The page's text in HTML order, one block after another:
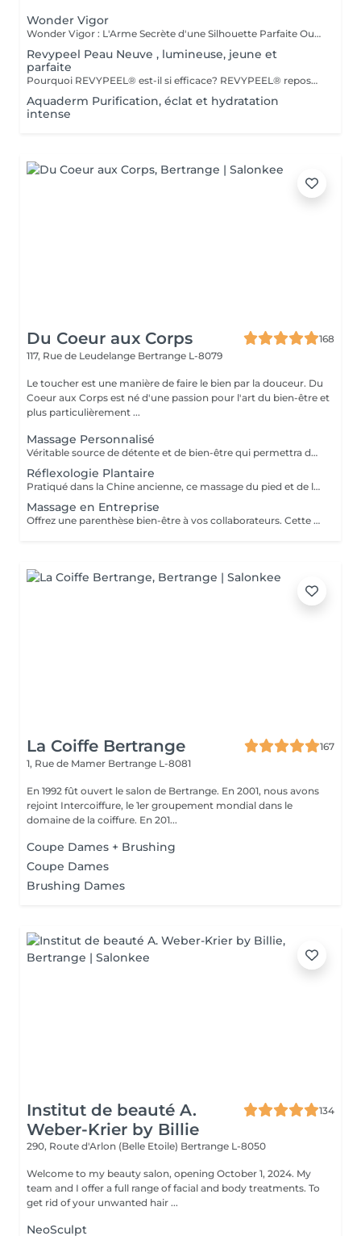
Wonder Vigor
Wonder Vigor : L'Arme Secrète d'une Silhouette Parfaite Oubliez les méthodes ordinaires. Wonder Vigor est la première et unique technologie au monde à fusionner thermogenèse intelligente et contraction musculaire hélicoïdale pour détruire la graisse et sculpter le corps avec une précision chirurgicale sans bistouri, sans douleur, sans compromis. Propulsé par Thermodexia, un brevet exclusif, ce système agit en profondeur pour des résultats visibles, mesurables, et inégalés. Une expérience ultra-confortable, des effets immédiats et durables parce que votre corps mérite l'excellence absolue. Exclusivement chez nous. Parce que le génie ne se partage pas. Prêt à transformer votre corps ? Venez vivre l'expérience Wonder Vigor.
Revypeel Peau Neuve , lumineuse, jeune et
parfaite
Pourquoi REVYPEEL® est-il si efficace? REVYPEEL® repose sur une combinaison exclusive de trois acides aux actions complémentaires : Des Résultats Visibles et Durables Effet "peau neuve" : Exfoliation contrôlée pour une texture affínée, un teint éclatant et uniformisé. Anti-âge : Stimulation de la production de collagène pour une peau ferme et repulpée. Anti-imperfections : Réduction des rides, cicatrices d'acné et pores dilatés. Éclaircissant : Diminution des taches pigmentaires et prévention des récidives. 3. Adapté à Tous les Types de Peau , REVYPEEL® s'adapte à chaque besoin : Version LOW : Pour une exfoliation douce, idéale pour les peaux sensibles ou en entretien. 4. Sécurité et Confort Contrôle optimal :pas de risques d'irritation ou de rougeurs. Contrairement aux peelings agressifs, REVYPEEL® offre une récupération rapide
Aquaderm Purification, éclat et hydratation
intense
Du Coeur aux Corps
168
117, Rue de Leudelange Bertrange L-8079
Le toucher est une manière de faire le bien par la douceur. Du
Coeur aux Corps est né d'une passion pour l'art du bien-être et
plus particulièrement ...
Massage Personnalisé
Véritable source de détente et de bien-être qui permettra de retirer les noeuds musculaires tout en favorisant un état intense de relaxation, des pieds à la tête ou selon vos besoins et envie. Un moment de lâcher prise pour le corps et l'esprit.
Réflexologie Plantaire
Pratiqué dans la Chine ancienne, ce massage du pied et de la voûte plantaire utilise le processus d'auto-guérison. Il soulage, énergise et harmonise le corps par des pressions localisées sur les pieds. Un massage qui fait écho dans le corps entier.
Massage en Entreprise
Offrez une parenthèse bien-être à vos collaborateurs. Cette pause relaxante leur permettra de libérer les tensions musculaires, de détendre l'esprit et de leur apporter une reconnaissance en prenant soin de leur confort. Le massage amma assis est une technique de toucher et d'enchainement de manoeuvres qui se pratique en position assise sur une personne habillée. Elle cible essentiellement les épaules, le dos, la nuque, les hanches, les bras, les mains et la tête, mais peut être adapté à chaque besoin de vos collaborateurs.
La Coiffe Bertrange
167
1, Rue de Mamer Bertrange L-8081
En 1992 fût ouvert le salon de Bertrange. En 2001, nous avons
rejoint Intercoiffure, le 1er groupement mondial dans le
domaine de la coiffure. En 201...
Coupe Dames + Brushing
Coupe Dames
Brushing Dames
Institut de beauté A.
Weber-Krier by Billie
134
290, Route d'Arlon (Belle Etoile) Bertrange L-8050
Welcome to my beauty salon, opening October 1, 2024. My
team and I offer a full range of facial and body treatments. To
get rid of your unwanted hair ...
NeoSculpt